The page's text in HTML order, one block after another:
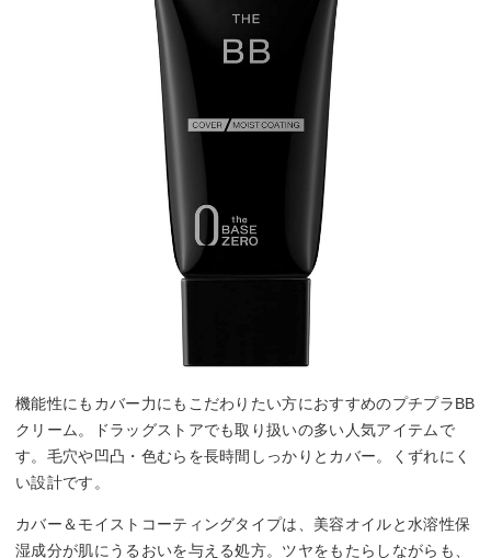
機能性にもカバー力にもこだわりたい方におすすめのプチプラBB
クリーム。ドラッグストアでも取り扱いの多い人気アイテムで
す。毛穴や凹凸・色むらを長時間しっかりとカバー。くずれにく
い設計です。
カバー＆モイストコーティングタイプは、美容オイルと水溶性保
湿成分が肌にうるおいを与える処方。ツヤをもたらしながらも、